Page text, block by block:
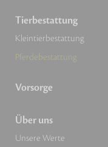
Tierbestattung
Kleintierbestattung
Pferdebestattung
Vorsorge
Über uns
Unsere Werte